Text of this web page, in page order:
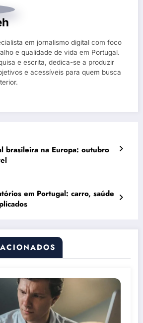
em jornalismo digital com foco
e qualidade de vida em Portugal.
e escrita, dedica-se a produzir
e acessíveis para quem busca
brasileira na Europa: outubro
em Portugal: carro, saúde